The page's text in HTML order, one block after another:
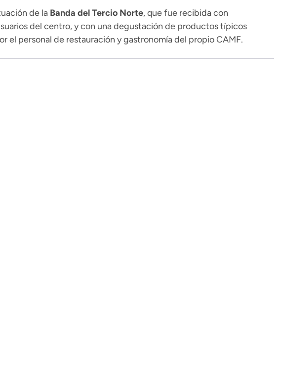
de la Banda del Tercio Norte, que fue recibida con
del centro, y con una degustación de productos típicos
el personal de restauración y gastronomía del propio CAMF.